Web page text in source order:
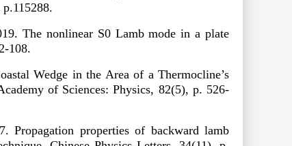
The nonlinear S0 Lamb mode in a plate
108.
Wedge in the Area of a Thermocline’s
of Sciences: Physics, 82(5), p. 526-
properties of backward lamb